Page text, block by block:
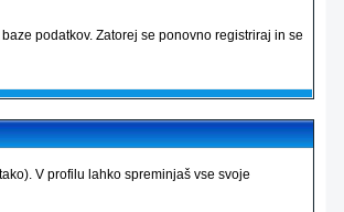
podatkov. Zatorej se ponovno registriraj in se
V profilu lahko spreminjaš vse svoje